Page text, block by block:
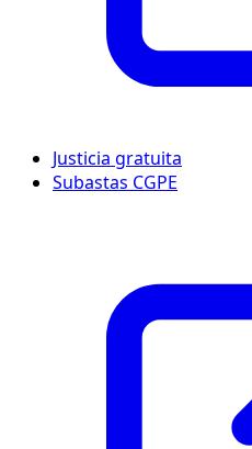
Justicia gratuita
Subastas CGPE